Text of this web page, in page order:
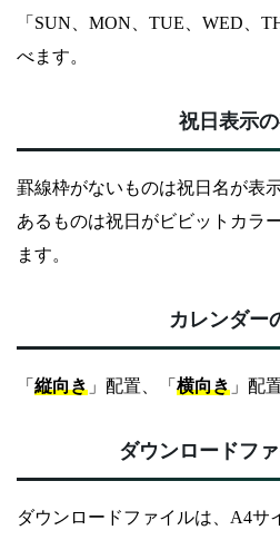
「SUN、MON、TUE、WED、
べます。
祝日表示
罫線枠がないものは祝日名が表
あるものは祝日がビビットカラ
ます。
カレンダー
「 縦向き 」配置、「 横向き 」配
ダウンロードフ
ダウンロードファイルは、A4サ